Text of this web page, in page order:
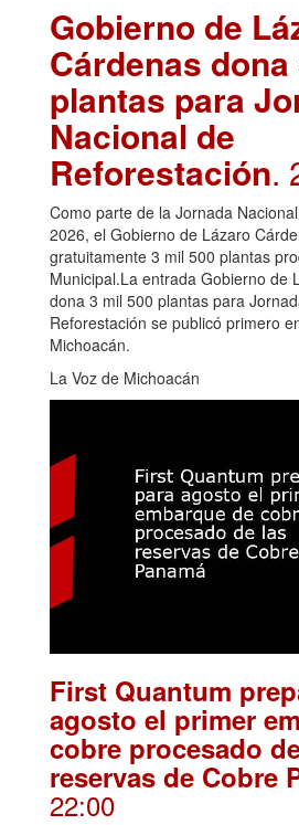
Gobierno de
Cárdenas
plantas para
Nacional de
Reforestación.
Como parte de la Jornada
2026, el Gobierno de Lázaro
gratuitamente 3 mil 500 plantas
Municipal.La entrada Gobierno de
dona 3 mil 500 plantas para
Reforestación se publicó primero
Michoacán.
La Voz de Michoacán
First Quantum
agosto el primer
cobre procesado
reservas de Cobre
22:00